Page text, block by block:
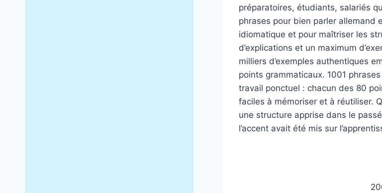
préparatoires, étudiants, salariés
phrases pour bien parler allemand
idiomatique et pour maîtriser les
d’explications et un maximum
milliers d’exemples authentiques
points grammaticaux. 1001
travail ponctuel : chacun des 80
faciles à mémoriser et à réutiliser.
une structure apprise dans le
l’accent avait été mis sur